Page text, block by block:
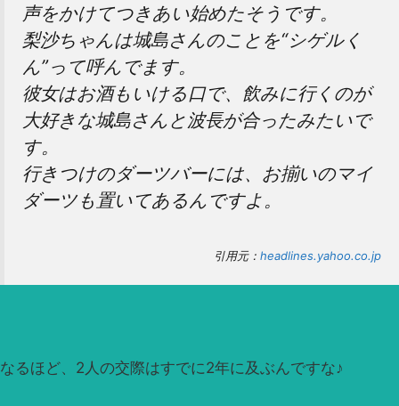
声をかけてつきあい始めたそうです。
梨沙ちゃんは城島さんのことを“シゲルく
ん”って呼んでます。
彼女はお酒もいける口で、飲みに行くのが
大好きな城島さんと波長が合ったみたいで
す。
行きつけのダーツバーには、お揃いのマイ
ダーツも置いてあるんですよ。
引用元： headlines.yahoo.co.jp
なるほど、2人の交際はすでに2年に及ぶんですな♪